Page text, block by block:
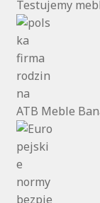
Testujemy
ATB Meble